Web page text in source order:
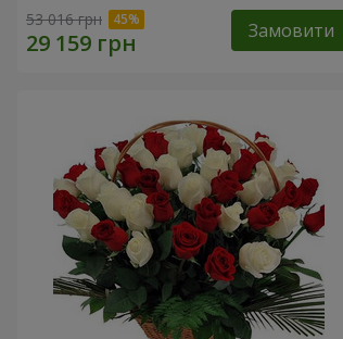
53 016 грн Замовити